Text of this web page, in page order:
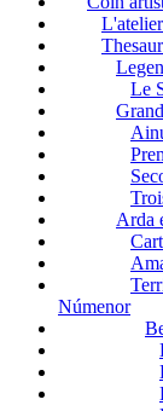
Le
Arda
Númenor